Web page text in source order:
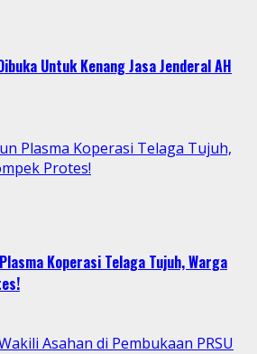
Untuk Kenang Jasa Jenderal AH
Plasma Koperasi Telaga Tujuh,
Protes!
Koperasi Telaga Tujuh, Warga
Asahan di Pembukaan PRSU